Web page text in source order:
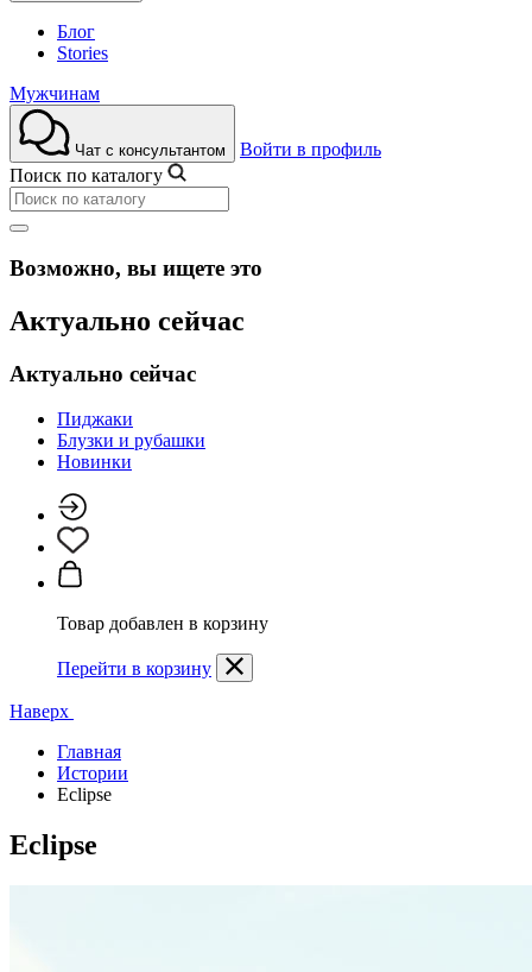
Блог
Stories
Мужчинам
Чат с консультантом
Войти в профиль
Поиск по каталогу
Возможно, вы ищете это
Актуально сейчас
Актуально сейчас
Пиджаки
Блузки и рубашки
Новинки
Товар добавлен в корзину
Перейти в корзину
Наверх
Главная
Истории
Eclipse
Eclipse